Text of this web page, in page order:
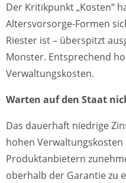
Der Kritikpunkt „Kosten“
Altersvorsorge-Formen
Riester ist – überspitzt
Monster. Entsprechend
Verwaltungskosten.
Warten auf den Staat
Das dauerhaft niedrige
hohen Verwaltungskosten
Produktanbietern
oberhalb der Garantie zu